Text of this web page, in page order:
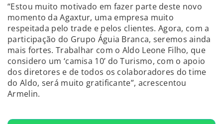
“Estou muito motivado em fazer parte deste novo
momento da Agaxtur, uma empresa muito
respeitada pelo trade e pelos clientes. Agora, com a
participação do Grupo Águia Branca, seremos ainda
mais fortes. Trabalhar com o Aldo Leone Filho, que
considero um ‘camisa 10’ do Turismo, com o apoio
dos diretores e de todos os colaboradores do time
do Aldo, será muito gratificante”, acrescentou
Armelin.